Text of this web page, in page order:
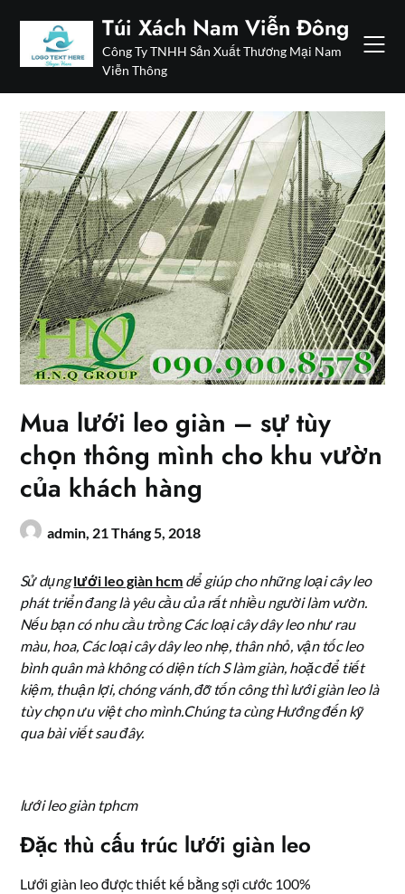
content
Túi Xách Nam Viễn Đông
Công Ty TNHH Sản Xuất Thương Mại Nam
Viễn Thông
Mua lưới leo giàn – sự tùy
chọn thông mình cho khu vườn
của khách hàng
admin, 21 Tháng 5, 2018
Sử dụnglưới leo giàn hcm dể giúp cho những loại cây leo
phát triển đang là yêu cầu của rất nhiều người làm vườn.
Nếu bạn có nhu cầu trồng Các loại cây dây leo như rau
màu, hoa, Các loại cây dây leo nhẹ, thân nhỏ, vận tốc leo
bình quân mà không có diện tích S làm giàn, hoặc để tiết
kiệm, thuận lợi, chóng vánh, đỡ tốn công thì lưới giàn leo là
tùy chọn ưu việt cho mình.Chúng ta cùng Hướng đến kỹ
qua bài viết sau đây.
lưới leo giàn tphcm
Đặc thù cấu trúc lưới giàn leo
Lưới giàn leo được thiết kế bằng sợi cước 100%